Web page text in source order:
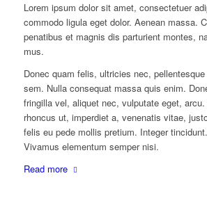
Lorem ipsum dolor sit amet, consectetuer
commodo ligula eget dolor. Aenean massa.
penatibus et magnis dis parturient montes,
mus.
Donec quam felis, ultricies nec,
sem. Nulla consequat massa quis enim.
fringilla vel, aliquet nec, vulputate eget,
rhoncus ut, imperdiet a, venenatis vitae,
felis eu pede mollis pretium. Integer
Vivamus elementum semper nisi.
Read more